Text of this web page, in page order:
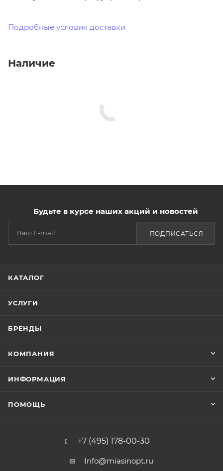
Подробные условия доставки
Наличие
Будьте в курсе наших акций и новостей
ПОДПИСАТЬСЯ
КАТАЛОГ
УСЛУГИ
БРЕНДЫ
КОМПАНИЯ
ИНФОРМАЦИЯ
ПОМОЩЬ
+7 (495) 178-00-30
Info@miasinopt.ru